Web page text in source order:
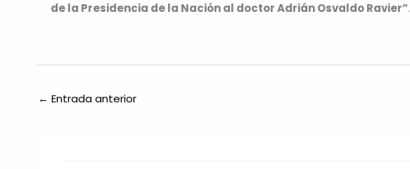
de la Presidencia de la Nación al doctor Adrián Osvaldo Ravier”.
← Entrada anterior